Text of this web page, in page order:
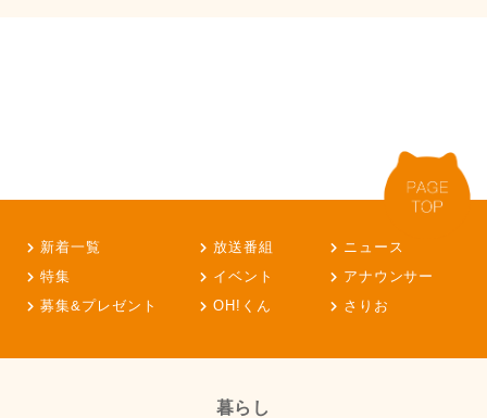
新着一覧 放送番組
ニュース
特集
イベント
アナウンサー
募集&プレゼント
OH!くん さりお
暮らし